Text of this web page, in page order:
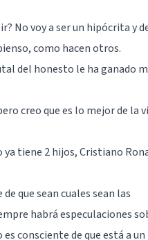
No voy a ser un hipócrita y
como hacen otros.
del honesto le ha ganado
creo que es lo mejor de la
tiene 2 hijos, Cristiano
que sean cuales sean las
habrá especulaciones
consciente de que está a